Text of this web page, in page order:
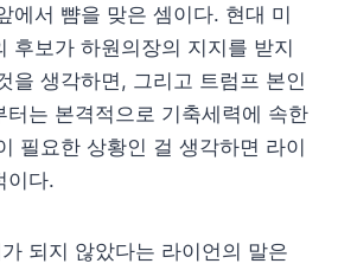
에서 뺨을 맞은 셈이다. 현대 미
후보가 하원의장의 지지를 받지
을 생각하면, 그리고 트럼프 본인
터는 본격적으로 기축세력에 속한
필요한 상황인 걸 생각하면 라이
이다.
되지 않았다는 라이언의 말은